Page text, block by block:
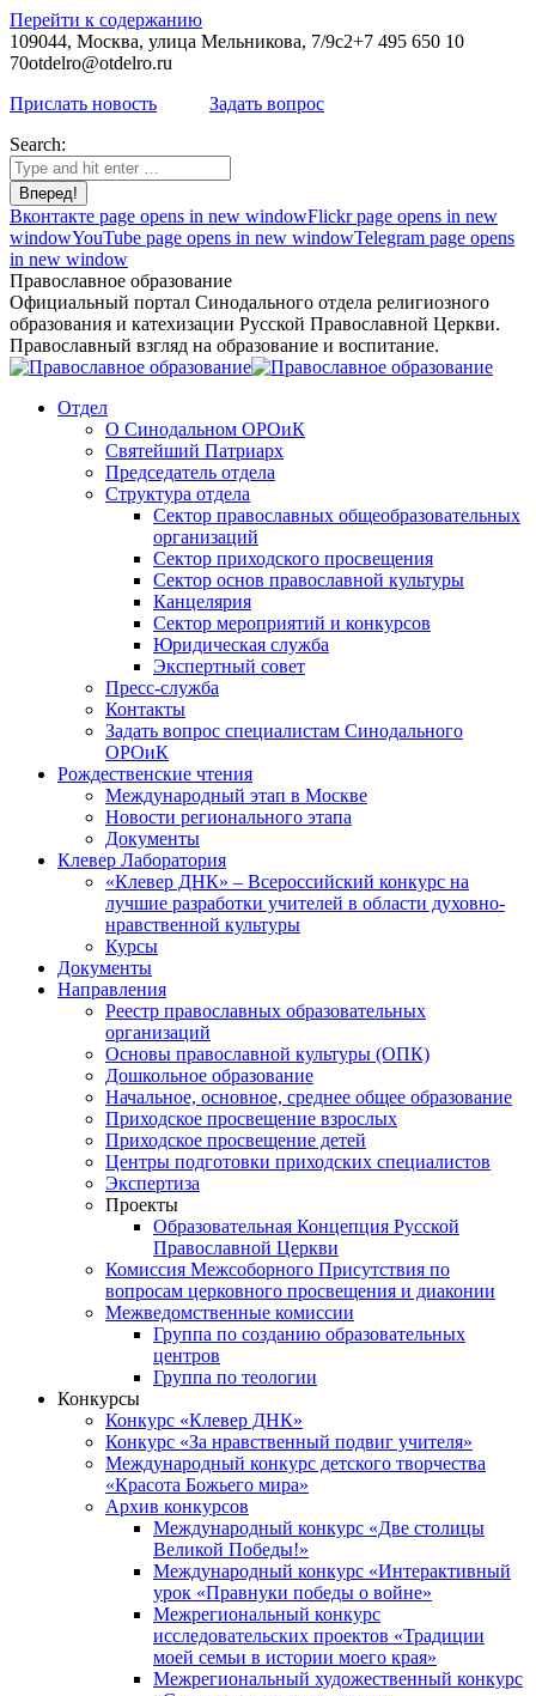
Перейти к содержанию
109044, Москва, улица Мельникова, 7/9с2+7 495 650 10
70otdelro@otdelro.ru
Прислать новость
Задать вопрос
Search:
Вконтакте page opens in new windowFlickr page opens in new
windowYouTube page opens in new windowTelegram page opens
in new window
Православное образование
Официальный портал Синодального отдела религиозного
образования и катехизации Русской Православной Церкви.
Православный взгляд на образование и воспитание.
Отдел
О Синодальном ОРОиК
Святейший Патриарх
Председатель отдела
Структура отдела
Сектор православных общеобразовательных
организаций
Сектор приходского просвещения
Сектор основ православной культуры
Канцелярия
Сектор мероприятий и конкурсов
Юридическая служба
Экспертный совет
Пресс-служба
Контакты
Задать вопрос специалистам Синодального
ОРОиК
Рождественские чтения
Международный этап в Москве
Новости регионального этапа
Документы
Клевер Лаборатория
«Клевер ДНК» – Всероссийский конкурс на
лучшие разработки учителей в области духовно-
нравственной культуры
Курсы
Документы
Направления
Реестр православных образовательных
организаций
Основы православной культуры (ОПК)
Дошкольное образование
Начальное, основное, среднее общее образование
Приходское просвещение взрослых
Приходское просвещение детей
Центры подготовки приходских специалистов
Экспертиза
Проекты
Образовательная Концепция Русской
Православной Церкви
Комиссия Межсоборного Присутствия по
вопросам церковного просвещения и диаконии
Межведомственные комиссии
Группа по созданию образовательных
центров
Группа по теологии
Конкурсы
Конкурс «Клевер ДНК»
Конкурс «За нравственный подвиг учителя»
Международный конкурс детского творчества
«Красота Божьего мира»
Архив конкурсов
Международный конкурс «Две столицы
Великой Победы!»
Международный конкурс «Интерактивный
урок «Правнуки победы о войне»
Межрегиональный конкурс
исследовательских проектов «Традиции
моей семьи в истории моего края»
Межрегиональный художественный конкурс